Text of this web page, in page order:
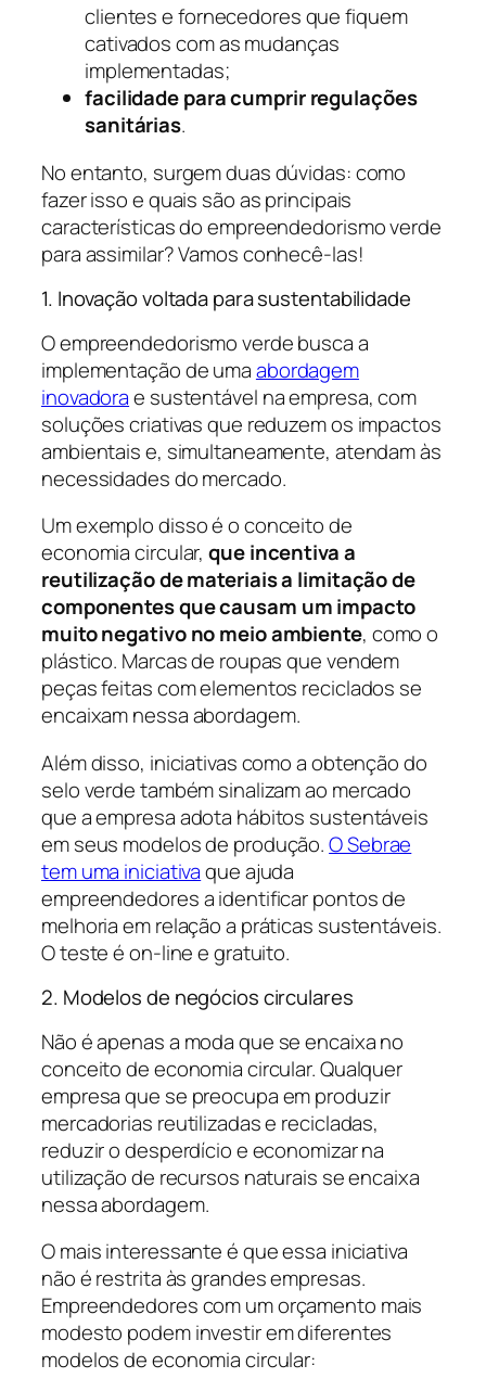
clientes e fornecedores que fiquem
cativados com as mudanças
implementadas;
facilidade para cumprir regulações
sanitárias.
No entanto, surgem duas dúvidas: como
fazer isso e quais são as principais
características do empreendedorismo verde
para assimilar? Vamos conhecê-las!
1. Inovação voltada para sustentabilidade
O empreendedorismo verde busca a
implementação de umaabordagem
inovadorae sustentável na empresa, com
soluções criativas que reduzem os impactos
ambientais e, simultaneamente, atendam às
necessidades do mercado.
Um exemplo disso é o conceito de
economia circular,que incentiva a
reutilização de materiais a limitação de
componentes que causam um impacto
muito negativo no meio ambiente, como o
plástico. Marcas de roupas que vendem
peças feitas com elementos reciclados se
encaixam nessa abordagem.
Além disso, iniciativas como a obtenção do
selo verde também sinalizam ao mercado
que a empresa adota hábitos sustentáveis
em seus modelos de produção.O Sebrae
tem uma iniciativaque ajuda
empreendedores a identificar pontos de
melhoria em relação a práticas sustentáveis.
O teste é on-line e gratuito.
2. Modelos de negócios circulares
Não é apenas a moda que se encaixa no
conceito de economia circular. Qualquer
empresa que se preocupa em produzir
mercadorias reutilizadas e recicladas,
reduzir o desperdício e economizar na
utilização de recursos naturais se encaixa
nessa abordagem.
O mais interessante é que essa iniciativa
não é restrita às grandes empresas.
Empreendedores com um orçamento mais
modesto podem investir em diferentes
modelos de economia circular: